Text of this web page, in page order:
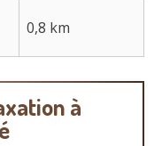
0,8 km
à